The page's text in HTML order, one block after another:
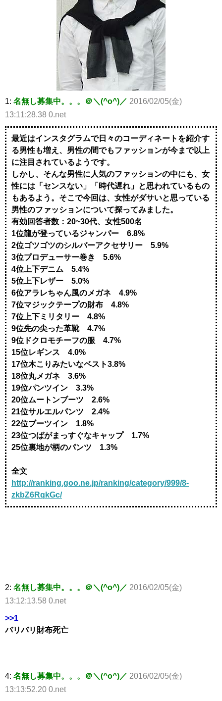
1: 名無し募集中。。。＠＼(^o^)／ 2016/02/05(金)
13:11:28.38 0.net
最近はインスタグラムで日々のコーディネートを紹介す
る男性も増え、男性の間でもファッションが今まで以上
に注目されているようです。
しかし、そんな男性に人気のファッションの中にも、女
性には「センスない」「時代遅れ」と思われているもの
もあるよう。そこで今回は、女性がダサいと思っている
男性のファッションについて探ってみました。
有効回答者数：20~30代、女性500名
1位龍が登っているジャンパー 6.8%
2位ゴツゴツのシルバーアクセサリー 5.9%
3位プロデューサー巻き 5.6%
4位上下デニム 5.4%
5位上下レザー 5.0%
6位アラレちゃん風のメガネ 4.9%
7位マジックテープの財布 4.8%
7位上下ミリタリー 4.8%
9位先の尖った革靴 4.7%
9位ドクロモチーフの服 4.7%
15位レギンス 4.0%
17位木こりみたいなベスト3.8%
18位丸メガネ 3.6%
19位パンツイン 3.3%
20位ムートンブーツ 2.6%
21位サルエルパンツ 2.4%
22位ブーツイン 1.8%
23位つばがまっすぐなキャップ 1.7%
25位裏地が柄のパンツ 1.3%
全文
http://ranking.goo.ne.jp/ranking/category/999/8-
zkbZ6RqkGc/
2: 名無し募集中。。。＠＼(^o^)／ 2016/02/05(金)
13:12:13.58 0.net
>>1
バリバリ財布死亡
4: 名無し募集中。。。＠＼(^o^)／ 2016/02/05(金)
13:13:52.20 0.net